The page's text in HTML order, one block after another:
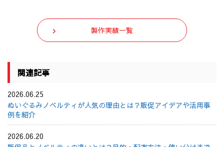
製作実績一覧
関連記事
2026.06.25
ぬいぐるみノベルティが人気の理由とは？販促アイデアや活用事
例を紹介
2026.06.20